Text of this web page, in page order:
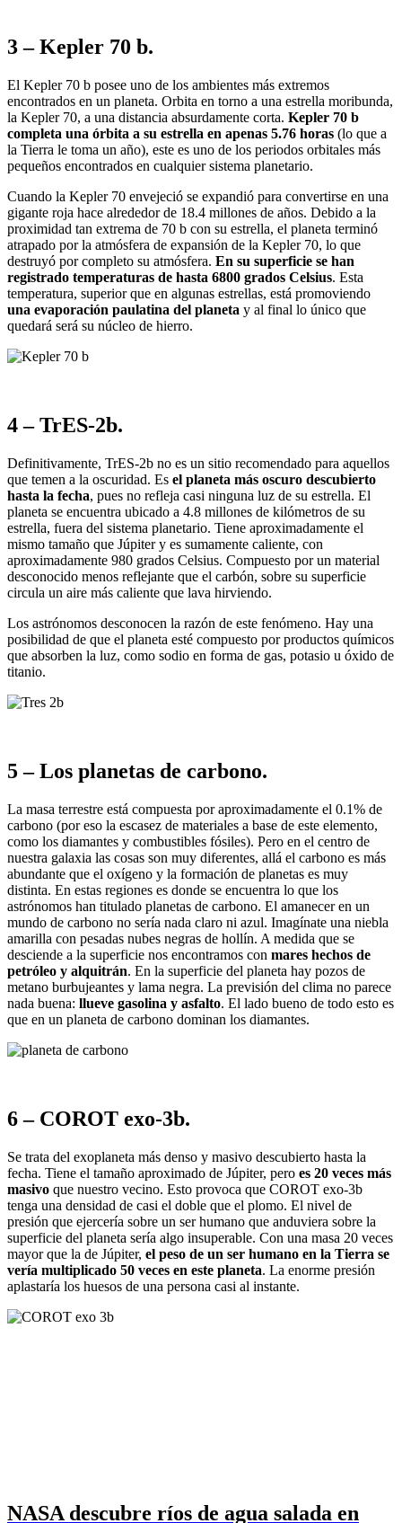
3 – Kepler 70 b.
El Kepler 70 b posee uno de los ambientes más extremos
encontrados en un planeta. Orbita en torno a una estrella moribunda,
la Kepler 70, a una distancia absurdamente corta. Kepler 70 b
completa una órbita a su estrella en apenas 5.76 horas (lo que a
la Tierra le toma un año), este es uno de los periodos orbitales más
pequeños encontrados en cualquier sistema planetario.
Cuando la Kepler 70 envejeció se expandió para convertirse en una
gigante roja hace alrededor de 18.4 millones de años. Debido a la
proximidad tan extrema de 70 b con su estrella, el planeta terminó
atrapado por la atmósfera de expansión de la Kepler 70, lo que
destruyó por completo su atmósfera. En su superficie se han
registrado temperaturas de hasta 6800 grados Celsius. Esta
temperatura, superior que en algunas estrellas, está promoviendo
una evaporación paulatina del planeta y al final lo único que
quedará será su núcleo de hierro.
4 – TrES-2b.
Definitivamente, TrES-2b no es un sitio recomendado para aquellos
que temen a la oscuridad. Es el planeta más oscuro descubierto
hasta la fecha, pues no refleja casi ninguna luz de su estrella. El
planeta se encuentra ubicado a 4.8 millones de kilómetros de su
estrella, fuera del sistema planetario. Tiene aproximadamente el
mismo tamaño que Júpiter y es sumamente caliente, con
aproximadamente 980 grados Celsius. Compuesto por un material
desconocido menos reflejante que el carbón, sobre su superficie
circula un aire más caliente que lava hirviendo.
Los astrónomos desconocen la razón de este fenómeno. Hay una
posibilidad de que el planeta esté compuesto por productos químicos
que absorben la luz, como sodio en forma de gas, potasio u óxido de
titanio.
5 – Los planetas de carbono.
La masa terrestre está compuesta por aproximadamente el 0.1% de
carbono (por eso la escasez de materiales a base de este elemento,
como los diamantes y combustibles fósiles). Pero en el centro de
nuestra galaxia las cosas son muy diferentes, allá el carbono es más
abundante que el oxígeno y la formación de planetas es muy
distinta. En estas regiones es donde se encuentra lo que los
astrónomos han titulado planetas de carbono. El amanecer en un
mundo de carbono no sería nada claro ni azul. Imagínate una niebla
amarilla con pesadas nubes negras de hollín. A medida que se
desciende a la superficie nos encontramos con mares hechos de
petróleo y alquitrán. En la superficie del planeta hay pozos de
metano burbujeantes y lama negra. La previsión del clima no parece
nada buena: llueve gasolina y asfalto. El lado bueno de todo esto es
que en un planeta de carbono dominan los diamantes.
6 – COROT exo-3b.
Se trata del exoplaneta más denso y masivo descubierto hasta la
fecha. Tiene el tamaño aproximado de Júpiter, pero es 20 veces más
masivo que nuestro vecino. Esto provoca que COROT exo-3b
tenga una densidad de casi el doble que el plomo. El nivel de
presión que ejercería sobre un ser humano que anduviera sobre la
superficie del planeta sería algo insuperable. Con una masa 20 veces
mayor que la de Júpiter, el peso de un ser humano en la Tierra se
vería multiplicado 50 veces en este planeta. La enorme presión
aplastaría los huesos de una persona casi al instante.
NASA descubre ríos de agua salada en